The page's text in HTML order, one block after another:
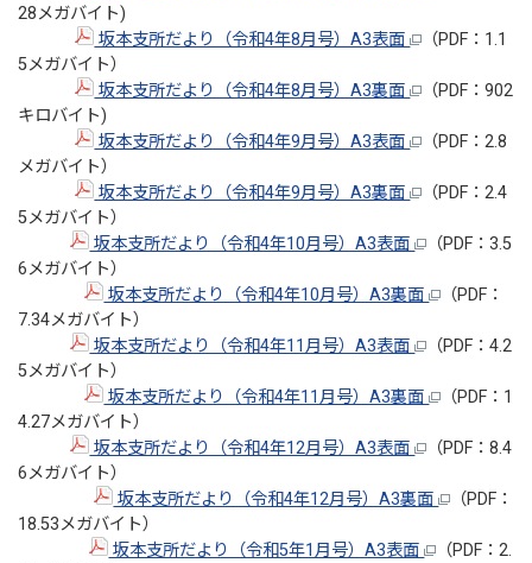
28メガバイト)
坂本支所だより（令和4年8月号）A3表面
（PDF：1.1
5メガバイト）
坂本支所だより（令和4年8月号）A3裏面
（PDF：902
キロバイト)
坂本支所だより（令和4年9月号）A3表面
（PDF：2.8
メガバイト）
坂本支所だより（令和4年9月号）A3裏面
（PDF：2.4
5メガバイト）
坂本支所だより（令和4年10月号）A3表面
（PDF：3.5
6メガバイト）
坂本支所だより（令和4年10月号）A3裏面
（PDF：
7.34メガバイト）
坂本支所だより（令和4年11月号）A3表面
（PDF：4.2
5メガバイト）
坂本支所だより（令和4年11月号）A3裏面
（PDF：1
4.27メガバイト）
坂本支所だより（令和4年12月号）A3表面
（PDF：8.4
6メガバイト）
坂本支所だより（令和4年12月号）A3裏面
（PDF：
18.53メガバイト）
坂本支所だより（令和5年1月号）A3表面
（PDF：2.